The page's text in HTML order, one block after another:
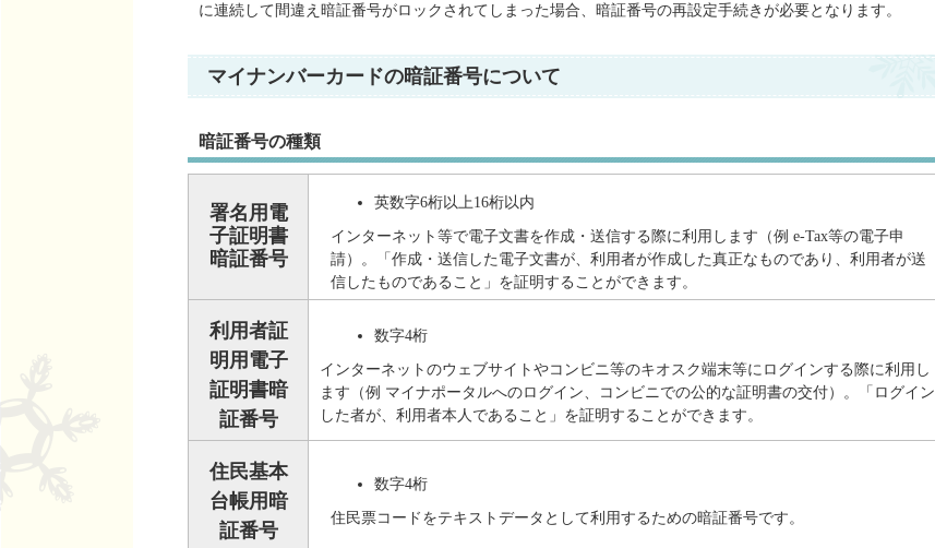
に連続して間違え暗証番号がロックされてしまった場合、暗証番号の再設定手続きが必要となります。
マイナンバーカードの暗証番号について
暗証番号の種類
署名用電
子証明書
暗証番号
英数字6桁以上16桁以内
インターネット等で電子文書を作成・送信する際に利用します（例 e-Tax等の電子申
請）。「作成・送信した電子文書が、利用者が作成した真正なものであり、利用者が送
信したものであること」を証明することができます。
利用者証
明用電子
証明書暗
証番号
数字4桁
インターネットのウェブサイトやコンビニ等のキオスク端末等にログインする際に利用し
ます（例 マイナポータルへのログイン、コンビニでの公的な証明書の交付）。「ログイン
した者が、利用者本人であること」を証明することができます。
住民基本
台帳用暗
証番号
数字4桁
住民票コードをテキストデータとして利用するための暗証番号です。